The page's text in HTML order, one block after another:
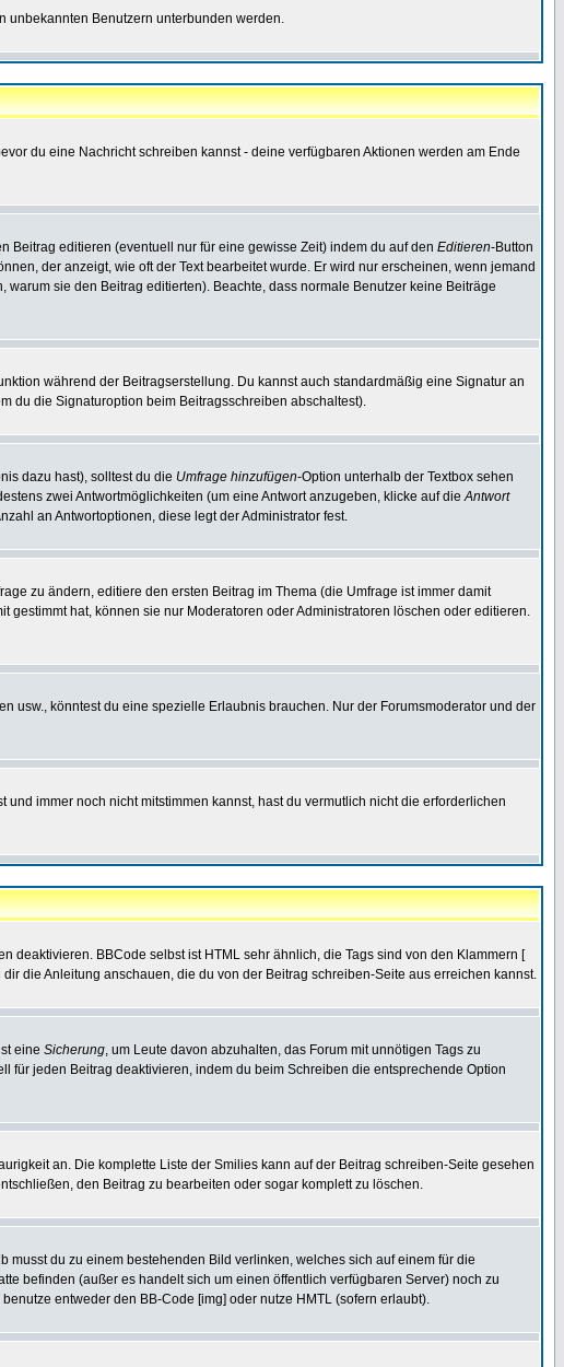
unbekannten Benutzern unterbunden werden.
du eine Nachricht schreiben kannst - deine verfügbaren Aktionen werden am Ende
Beitrag editieren (eventuell nur für eine gewisse Zeit) indem du auf den Editieren-Button
der anzeigt, wie oft der Text bearbeitet wurde. Er wird nur erscheinen, wenn jemand
sie den Beitrag editierten). Beachte, dass normale Benutzer keine Beiträge
während der Beitragserstellung. Du kannst auch standardmäßig eine Signatur an
du die Signaturoption beim Beitragsschreiben abschaltest).
dazu hast), solltest du die Umfrage hinzufügen-Option unterhalb der Textbox sehen
zwei Antwortmöglichkeiten (um eine Antwort anzugeben, klicke auf dieAntwort
an Antwortoptionen, diese legt der Administrator fest.
zu ändern, editiere den ersten Beitrag im Thema (die Umfrage ist immer damit
hat, können sie nur Moderatoren oder Administratoren löschen oder editieren.
usw., könntest du eine spezielle Erlaubnis brauchen. Nur der Forumsmoderator und der
immer noch nicht mitstimmen kannst, hast du vermutlich nicht die erforderlichen
deaktivieren. BBCode selbst ist HTML sehr ähnlich, die Tags sind von den Klammern [
die Anleitung anschauen, die du von der Beitrag schreiben-Seite aus erreichen kannst.
eine Sicherung, um Leute davon abzuhalten, das Forum mit unnötigen Tags zu
für jeden Beitrag deaktivieren, indem du beim Schreiben die entsprechende Option
an. Die komplette Liste der Smilies kann auf der Beitrag schreiben-Seite gesehen
den Beitrag zu bearbeiten oder sogar komplett zu löschen.
du zu einem bestehenden Bild verlinken, welches sich auf einem für die
befinden (außer es handelt sich um einen öffentlich verfügbaren Server) noch zu
entweder den BB-Code [img] oder nutze HMTL (sofern erlaubt).